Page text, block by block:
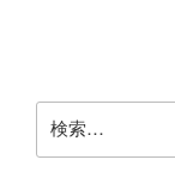
ン
索: